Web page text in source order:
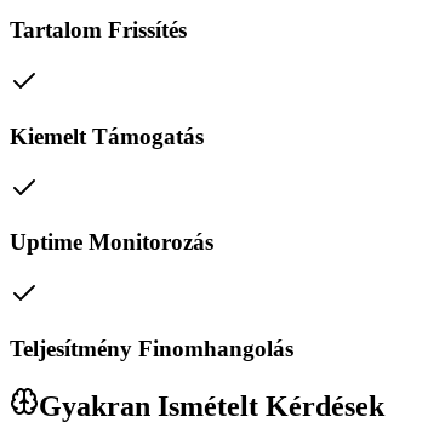
Tartalom Frissítés
Kiemelt Támogatás
Uptime Monitorozás
Teljesítmény Finomhangolás
Gyakran Ismételt Kérdések